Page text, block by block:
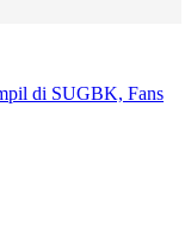
di SUGBK, Fans